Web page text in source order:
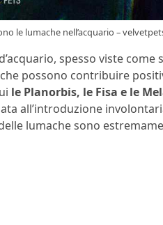
le lumache nell’acquario –
spesso viste
possono contribuire
le Planorbis, le Fisa e le
all’introduzione
lumache sono